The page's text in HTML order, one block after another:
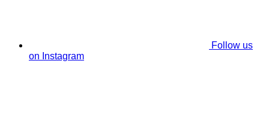
Follow us
on Instagram